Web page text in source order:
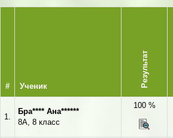
# Ученик Результат
1.
Бра**** Ана******
8А, 8 класс
100 %